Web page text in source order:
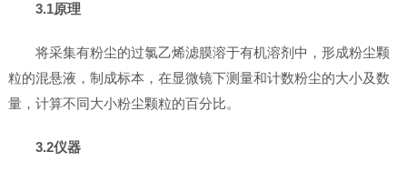
3.1原理
将采集有粉尘的过氯乙烯滤膜溶于有机溶剂中，形成粉尘颗
粒的混悬液，制成标本，在显微镜下测量和计数粉尘的大小及数
量，计算不同大小粉尘颗粒的百分比。
3.2仪器